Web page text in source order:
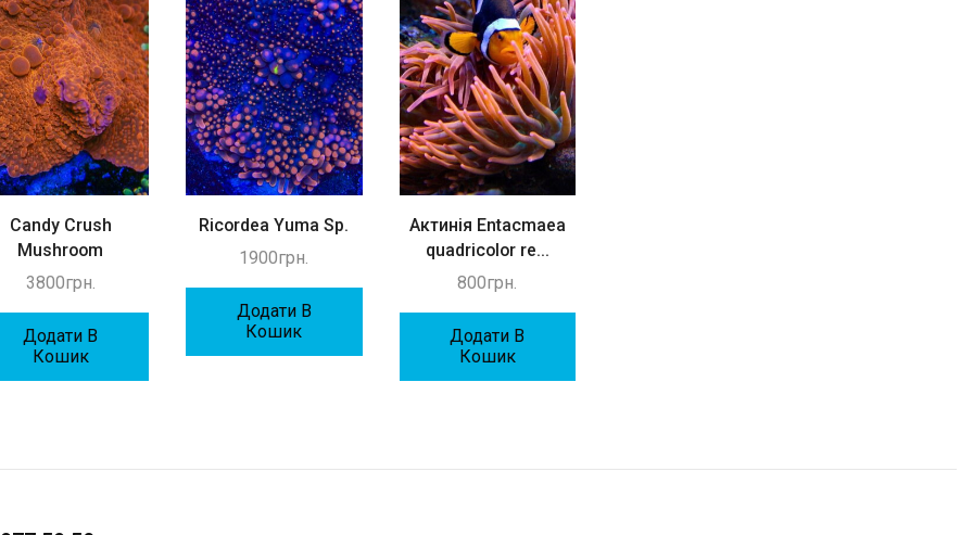
Candy Crush
Mushroom
3800грн.
Додати В
Кошик
Ricordea Yuma Sp.
1900грн.
Додати В
Кошик
Актинія Entacmaea
quadricolor re...
800грн.
Додати В
Кошик